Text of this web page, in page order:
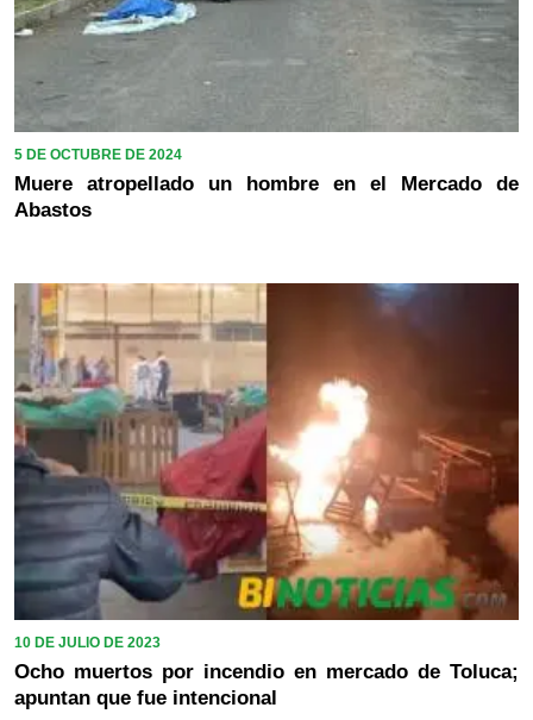
5 DE OCTUBRE DE 2024
Muere atropellado un hombre en el Mercado de
Abastos
10 DE JULIO DE 2023
Ocho muertos por incendio en mercado de Toluca;
apuntan que fue intencional